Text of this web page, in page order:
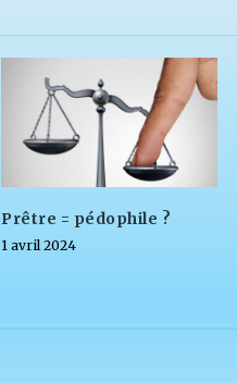
Prêtre = pédophile ?
1 avril 2024